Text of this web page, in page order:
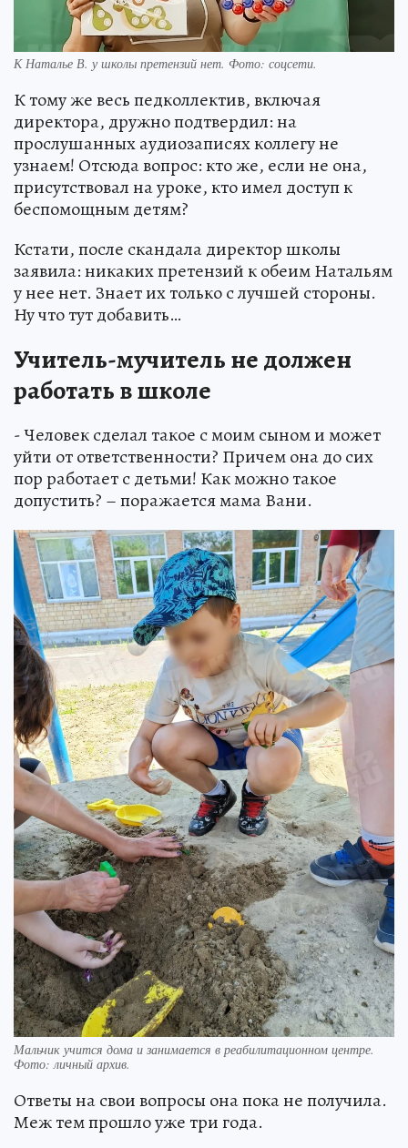
К Наталье В. у школы претензий нет. Фото: соцсети.
К тому же весь педколлектив, включая
директора, дружно подтвердил: на
прослушанных аудиозаписях коллегу не
узнаем! Отсюда вопрос: кто же, если не она,
присутствовал на уроке, кто имел доступ к
беспомощным детям?
Кстати, после скандала директор школы
заявила: никаких претензий к обеим Натальям
у нее нет. Знает их только с лучшей стороны.
Ну что тут добавить…
Учитель-мучитель не должен
работать в школе
- Человек сделал такое с моим сыном и может
уйти от ответственности? Причем она до сих
пор работает с детьми! Как можно такое
допустить? – поражается мама Вани.
Мальчик учится дома и занимается в реабилитационном центре.
Фото: личный архив.
Ответы на свои вопросы она пока не получила.
Меж тем прошло уже три года.